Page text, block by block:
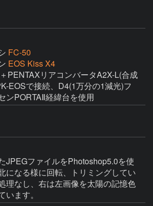
FC-50
EOS Kiss X4
PENTAXリアコンバータA2X-L(合成
EOSで接続、D4(1万分の1減光)フ
ンPORTAⅡ経緯台を使用
JPEGファイルをPhotoshop5.0を使
になる様に回転、トリミングしてい
理なし、右は左画像を太陽の記憶色
ます。